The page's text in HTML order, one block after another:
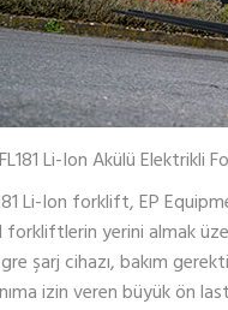
Li-Ion Akülü Elektrikli
Li-Ion forklift, EP
forkliftlerin yerini almak
şarj cihazı, bakım
izin veren büyük ön